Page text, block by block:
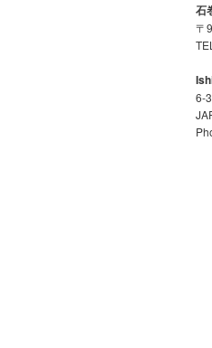
石
〒
6-